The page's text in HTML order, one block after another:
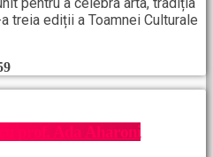
treia ediții a Toamnei Culturale
prof. Ada Aharoni